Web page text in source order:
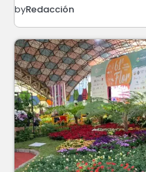
byRedacción